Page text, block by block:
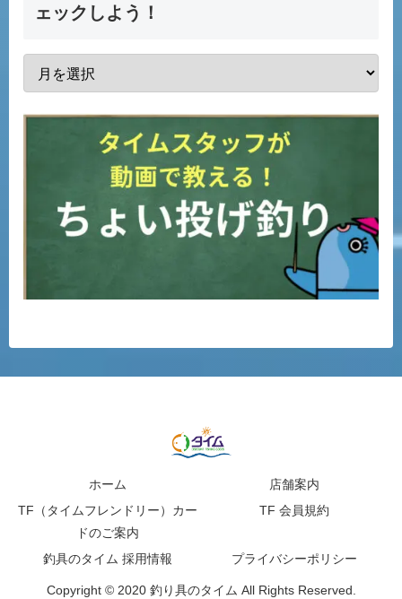
ェックしよう！
ホーム
店舗案内
TF（タイムフレンドリー）カー
ドのご案内
TF 会員規約
釣具のタイム 採用情報 プライバシーポリシー
Copyright © 2020 釣り具のタイム All Rights Reserved.